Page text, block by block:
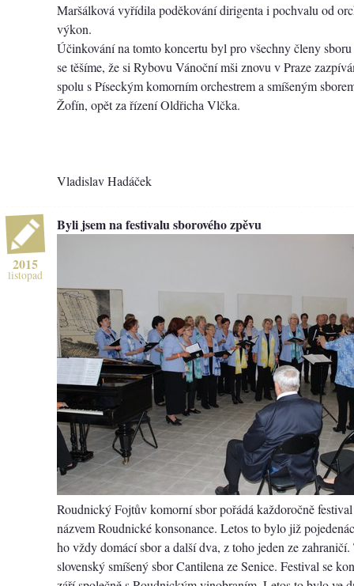
Maršálková vyřídila poděkování dirigenta i pochvalu od
výkon.
Účinkování na tomto koncertu byl pro všechny členy
se těšíme, že si Rybovu Vánoční mši znovu v Praze
spolu s Píseckým komorním orchestrem a smíšeným
Žofín, opět za řízení Oldřicha Vlčka.
Vladislav Hadáček
2015
listopad
Byli jsem na festivalu sborového zpěvu
Roudnický Fojtův komorní sbor pořádá každoročně
názvem Roudnické konsonance. Letos to bylo již
ho vždy domácí sbor a další dva, z toho jeden ze
slovenský smíšený sbor Cantilena ze Senice. Festival se